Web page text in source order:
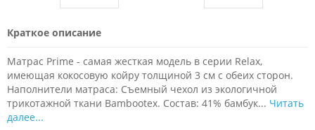
Краткое описание
Матрас Prime - самая жесткая модель в серии Relax,
имеющая кокосовую койру толщиной 3 см с обеих сторон.
Наполнители матраса: Съемный чехол из экологичной
трикотажной ткани Bambootex. Состав: 41% бамбук... Читать
далее...